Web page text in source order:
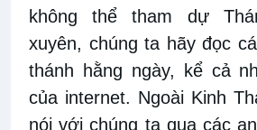
không thể tham dự
xuyên, chúng ta hãy đọc
thánh hằng ngày, kể cả
của internet. Ngoài Kinh
nói với chúng ta qua các